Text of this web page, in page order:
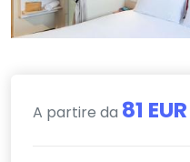
A partire da 81 EUR